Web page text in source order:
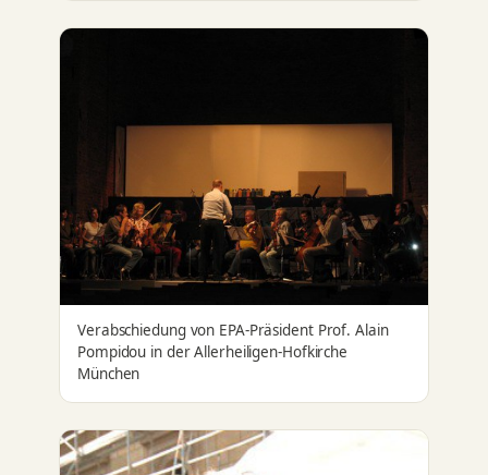
Verabschiedung von EPA-Präsident Prof. Alain
Pompidou in der Allerheiligen-Hofkirche
München